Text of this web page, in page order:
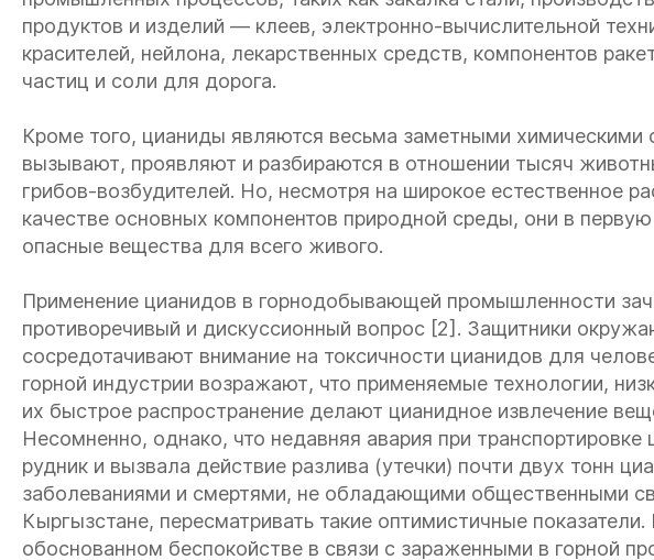
продуктов и изделий — клеев, электронно-вычислительной
красителей, нейлона, лекарственных средств, компонентов
частиц и соли для дорога.
Кроме того, цианиды являются весьма заметными химическими
вызывают, проявляют и разбираются в отношении тысяч
грибов-возбудителей. Но, несмотря на широкое естественное
качестве основных компонентов природной среды, они в
опасные вещества для всего живого.
Применение цианидов в горнодобывающей промышленности
противоречивый и дискуссионный вопрос [2]. Защитники
сосредотачивают внимание на токсичности цианидов для
горной индустрии возражают, что применяемые технологии,
их быстрое распространение делают цианидное извлечение
Несомненно, однако, что недавняя авария при транспортировке
рудник и вызвала действие разлива (утечки) почти двух тонн
заболеваниями и смертями, не обладающими общественными
Кыргызстане, пересматривать такие оптимистичные
обоснованном беспокойстве в связи с зараженными в горной